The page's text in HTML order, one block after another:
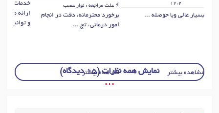
12:2
بسیار عالی وبا حوصله ...
مشاهده بیشتر
علت مراجعه : نوار عصب
برخورد محترمانه، دقت در انجام
امور درماني، تج ...
مشاهده بیشتر
خدمات
ارائه مي
و
نمایش همه نظرات (15 دیدگاه)
• • •